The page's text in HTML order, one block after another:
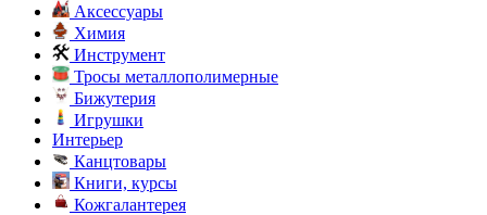
Аксессуары
Химия
Инструмент
Тросы металлополимерные
Бижутерия
Игрушки
Интерьер
Канцтовары
Книги, курсы
Кожгалантерея